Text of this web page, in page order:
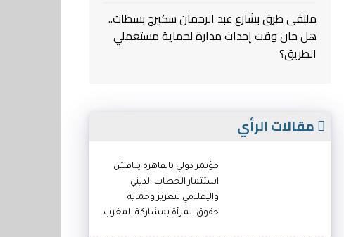
ملتقى طرق بشارع عبد الرحمان سكيرج بسطات..
هل حان وقت إحداث مدارة لحماية مستعملي
الطريق؟
مقالات الرأي
مؤتمر دولي بالقاهرة يناقش
استثمار الخطاب الديني
والإعلامي لتعزيز وحماية
حقوق المرأة بمشاركة المغرب